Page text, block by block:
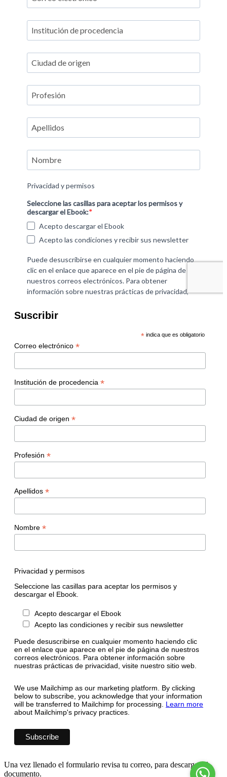
Suscribir
* indica que es obligatorio
Correo electrónico *
Institución de procedencia *
Ciudad de origen *
Profesión *
Apellidos *
Nombre *
Privacidad y permisos
Seleccione las casillas para aceptar los permisos y
descargar el Ebook.
Acepto descargar el Ebook
Acepto las condiciones y recibir sus newsletter
Puede desuscribirse en cualquier momento haciendo clic
en el enlace que aparece en el pie de página de nuestros
correos electrónicos. Para obtener información sobre
nuestras prácticas de privacidad, visite nuestro sitio web.
We use Mailchimp as our marketing platform. By clicking
below to subscribe, you acknowledge that your information
will be transferred to Mailchimp for processing. Learn more
about Mailchimp's privacy practices.
Una vez llenado el formulario revisa tu correo, para descargar el
documento.